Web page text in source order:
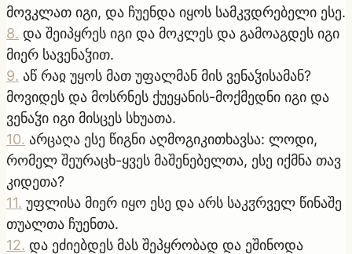
მოვკლათ იგი, და ჩუენდა იყოს სამკჳდრებელი ესე.
8. და შეიპყრეს იგი და მოკლეს და გამოაგდეს იგი
მიერ სავენაჴით.
9. აწ რაჲ უყოს მათ უფალმან მის ვენაჴისამან?
მოვიდეს და მოსრნეს ქუეყანის-მოქმედნი იგი და
ვენაჴი იგი მისცეს სხუათა.
10. არცაღა ესე წიგნი აღმოგიკითხავსა: ლოდი,
რომელ შეურაცხ-ყვეს მაშენებელთა, ესე იქმნა თავ
კიდეთა?
11. უფლისა მიერ იყო ესე და არს საკჳრველ წინაშე
თუალთა ჩუენთა.
12. და ეძიებდეს მას შეპყრობად და ეშინოდა